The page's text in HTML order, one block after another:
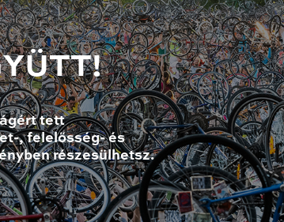
tett
, felelősség- és
részesülhetsz.